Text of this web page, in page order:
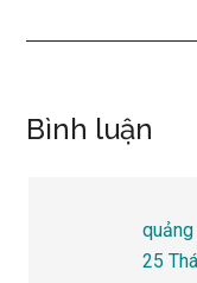
Reader
Bình luận
quảng
25